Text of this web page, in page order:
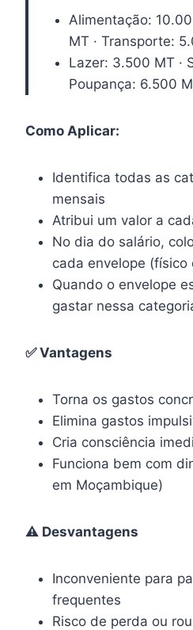
Alimentação:
MT · Transporte:
Lazer: 3.500 MT ·
Poupança: 6.500
Como Aplicar:
Identifica todas as
mensais
Atribui um valor a
No dia do salário,
cada envelope (físico
Quando o envelope
gastar nessa
✅ Vantagens
Torna os gastos
Elimina gastos
Cria consciência
Funciona bem com
em Moçambique)
⚠️ Desvantagens
Inconveniente para
frequentes
Risco de perda ou